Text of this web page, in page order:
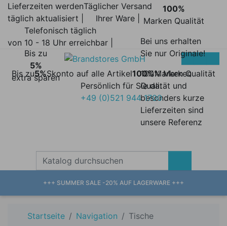
Lieferzeiten werden
täglich aktualisiert |
Täglicher Versand
Ihrer Ware |
Telefonisch täglich
von 10 - 18 Uhr erreichbar |
Bis zu5%Skonto auf alle Artikel
Bis zu
5%
extra sparen
100%Marken Qualität
100%
Marken Qualität
Bei uns erhalten
Sie nur Originale!
100% Marken
Qualität und
besonders kurze
Lieferzeiten sind
unsere Referenz
Persönlich für Sie da:
+49 (0)521 944 1700
+++ SUMMER SALE -20% AUF LAGERWARE +++
Startseite Navigation Tische